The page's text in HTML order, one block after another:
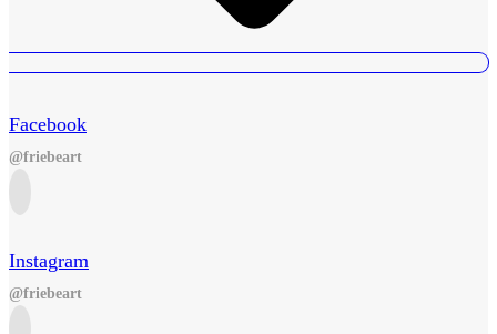
Facebook
@friebeart
Instagram
@friebeart